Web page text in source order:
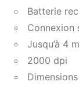
Batterie
Connexion
Jusqu’à 4
2000 dpi